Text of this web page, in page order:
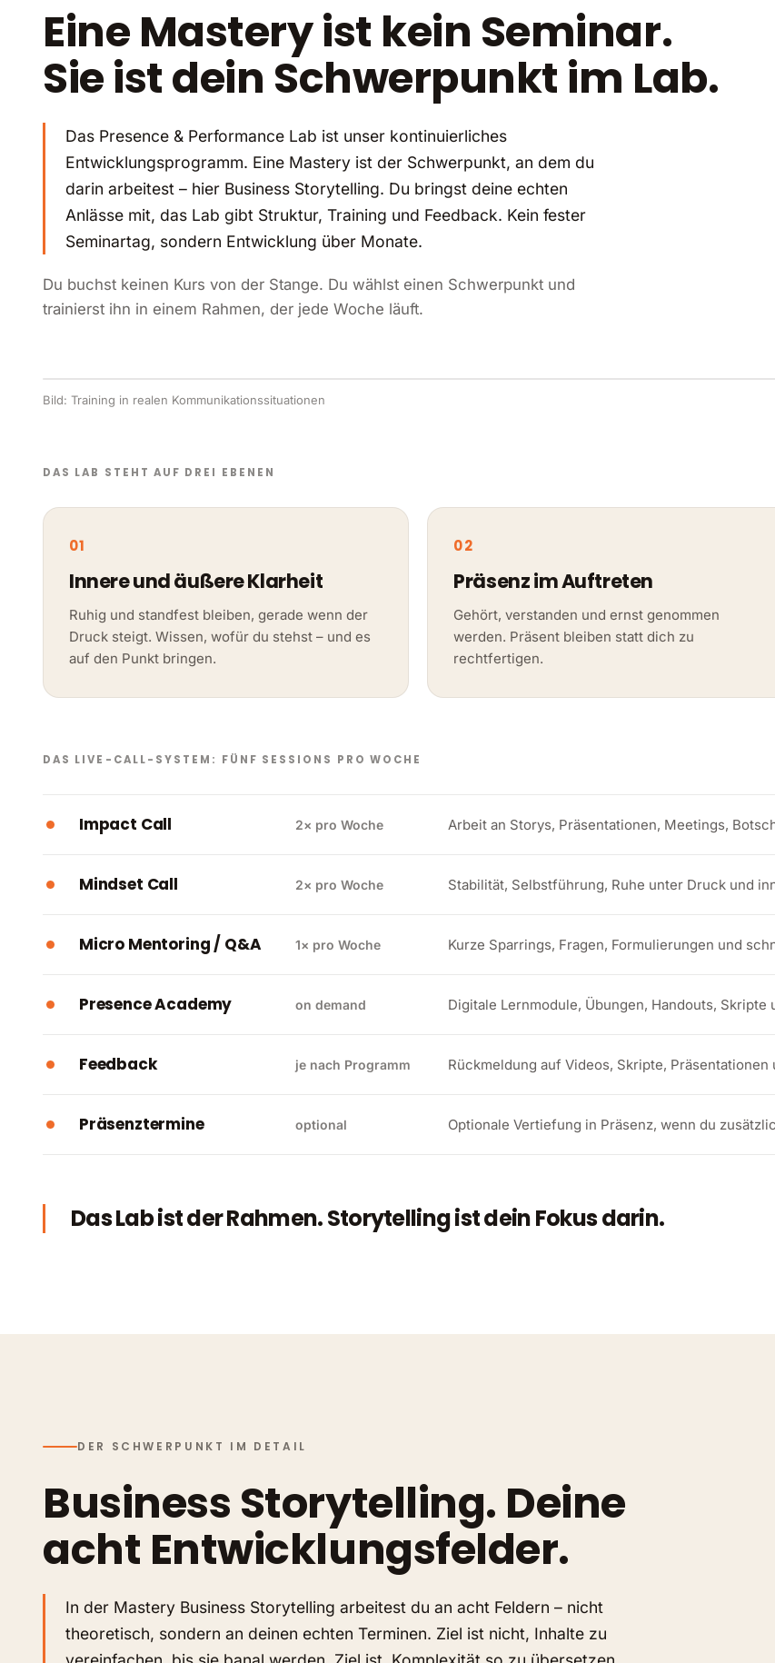
Eine Mastery ist kein Seminar.
Sie ist dein Schwerpunkt im Lab.
Das Presence & Performance Lab ist unser kontinuierliches
Entwicklungsprogramm. Eine Mastery ist der Schwerpunkt, an dem du
darin arbeitest – hier Business Storytelling. Du bringst deine echten
Anlässe mit, das Lab gibt Struktur, Training und Feedback. Kein fester
Seminartag, sondern Entwicklung über Monate.
Du buchst keinen Kurs von der Stange. Du wählst einen Schwerpunkt und
trainierst ihn in einem Rahmen, der jede Woche läuft.
Bild: Training in realen Kommunikationssituationen
DAS LAB STEHT AUF DREI EBENEN
01
Innere und äußere Klarheit
Ruhig und standfest bleiben, gerade wenn der
Druck steigt. Wissen, wofür du stehst – und es
auf den Punkt bringen.
02
Präsenz im Auftreten
Gehört, verstanden und ernst genommen
werden. Präsent bleiben statt dich zu
rechtfertigen.
DAS LIVE-CALL-SYSTEM: FÜNF SESSIONS PRO WOCHE
Impact Call 2× pro Woche Arbeit an Storys, Präsentationen, Meetings,
Mindset Call 2× pro Woche Stabilität, Selbstführung, Ruhe unter Druck und
Micro Mentoring / Q&A 1× pro Woche Kurze Sparrings, Fragen, Formulierungen und
Presence Academy on demand Digitale Lernmodule, Übungen, Handouts, Skripte
Feedback je nach Programm Rückmeldung auf Videos, Skripte, Präsentationen
Präsenztermine optional Optionale Vertiefung in Präsenz, wenn du
Das Lab ist der Rahmen. Storytelling ist dein Fokus darin.
DER SCHWERPUNKT IM DETAIL
Business Storytelling. Deine
acht Entwicklungsfelder.
In der Mastery Business Storytelling arbeitest du an acht Feldern – nicht
theoretisch, sondern an deinen echten Terminen. Ziel ist nicht, Inhalte zu